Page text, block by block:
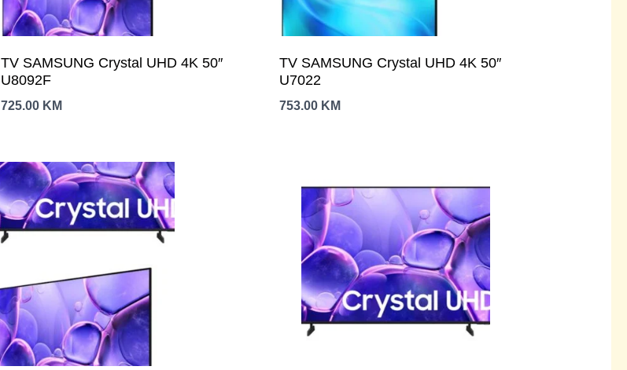
TV SAMSUNG Crystal UHD 4K 50″
U8092F
725.00 KM
TV SAMSUNG Crystal UHD 4K 50″
U7022
753.00 KM